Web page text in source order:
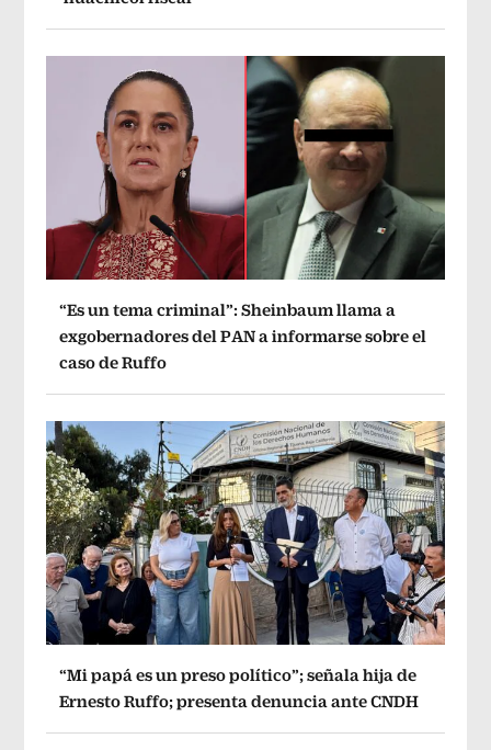
“Es un tema criminal”: Sheinbaum llama a
exgobernadores del PAN a informarse sobre el
caso de Ruffo
“Mi papá es un preso político”; señala hija de
Ernesto Ruffo; presenta denuncia ante CNDH